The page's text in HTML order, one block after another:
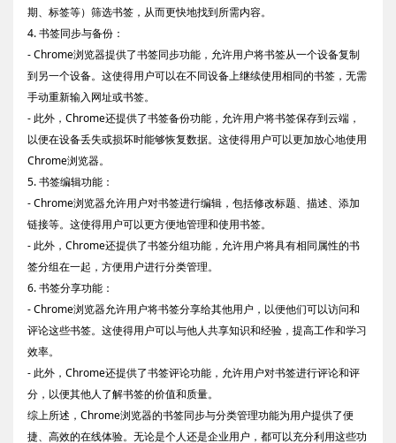
期、标签等）筛选书签，从而更快地找到所需内容。
4. 书签同步与备份：
- Chrome浏览器提供了书签同步功能，允许用户将书签从一个设备复制
到另一个设备。这使得用户可以在不同设备上继续使用相同的书签，无需
手动重新输入网址或书签。
- 此外，Chrome还提供了书签备份功能，允许用户将书签保存到云端，
以便在设备丢失或损坏时能够恢复数据。这使得用户可以更加放心地使用
Chrome浏览器。
5. 书签编辑功能：
- Chrome浏览器允许用户对书签进行编辑，包括修改标题、描述、添加
链接等。这使得用户可以更方便地管理和使用书签。
- 此外，Chrome还提供了书签分组功能，允许用户将具有相同属性的书
签分组在一起，方便用户进行分类管理。
6. 书签分享功能：
- Chrome浏览器允许用户将书签分享给其他用户，以便他们可以访问和
评论这些书签。这使得用户可以与他人共享知识和经验，提高工作和学习
效率。
- 此外，Chrome还提供了书签评论功能，允许用户对书签进行评论和评
分，以便其他人了解书签的价值和质量。
综上所述，Chrome浏览器的书签同步与分类管理功能为用户提供了便
捷、高效的在线体验。无论是个人还是企业用户，都可以充分利用这些功